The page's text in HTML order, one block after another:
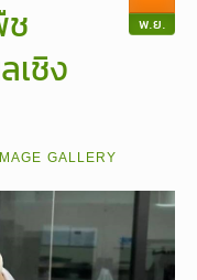
พ.ย.
เชิง
GALLERY